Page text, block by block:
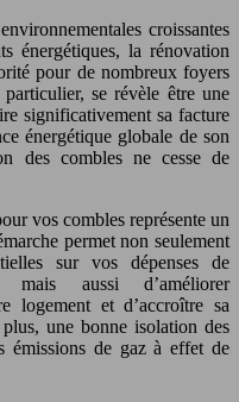
croissantes
énergétiques, la rénovation
pour de nombreux foyers
se révèle être une
significativement sa facture
énergétique globale de son
des combles ne cesse de
vos combles représente un
permet non seulement
sur vos dépenses de
aussi d’améliorer
logement et d’accroître sa
une bonne isolation des
émissions de gaz à effet de